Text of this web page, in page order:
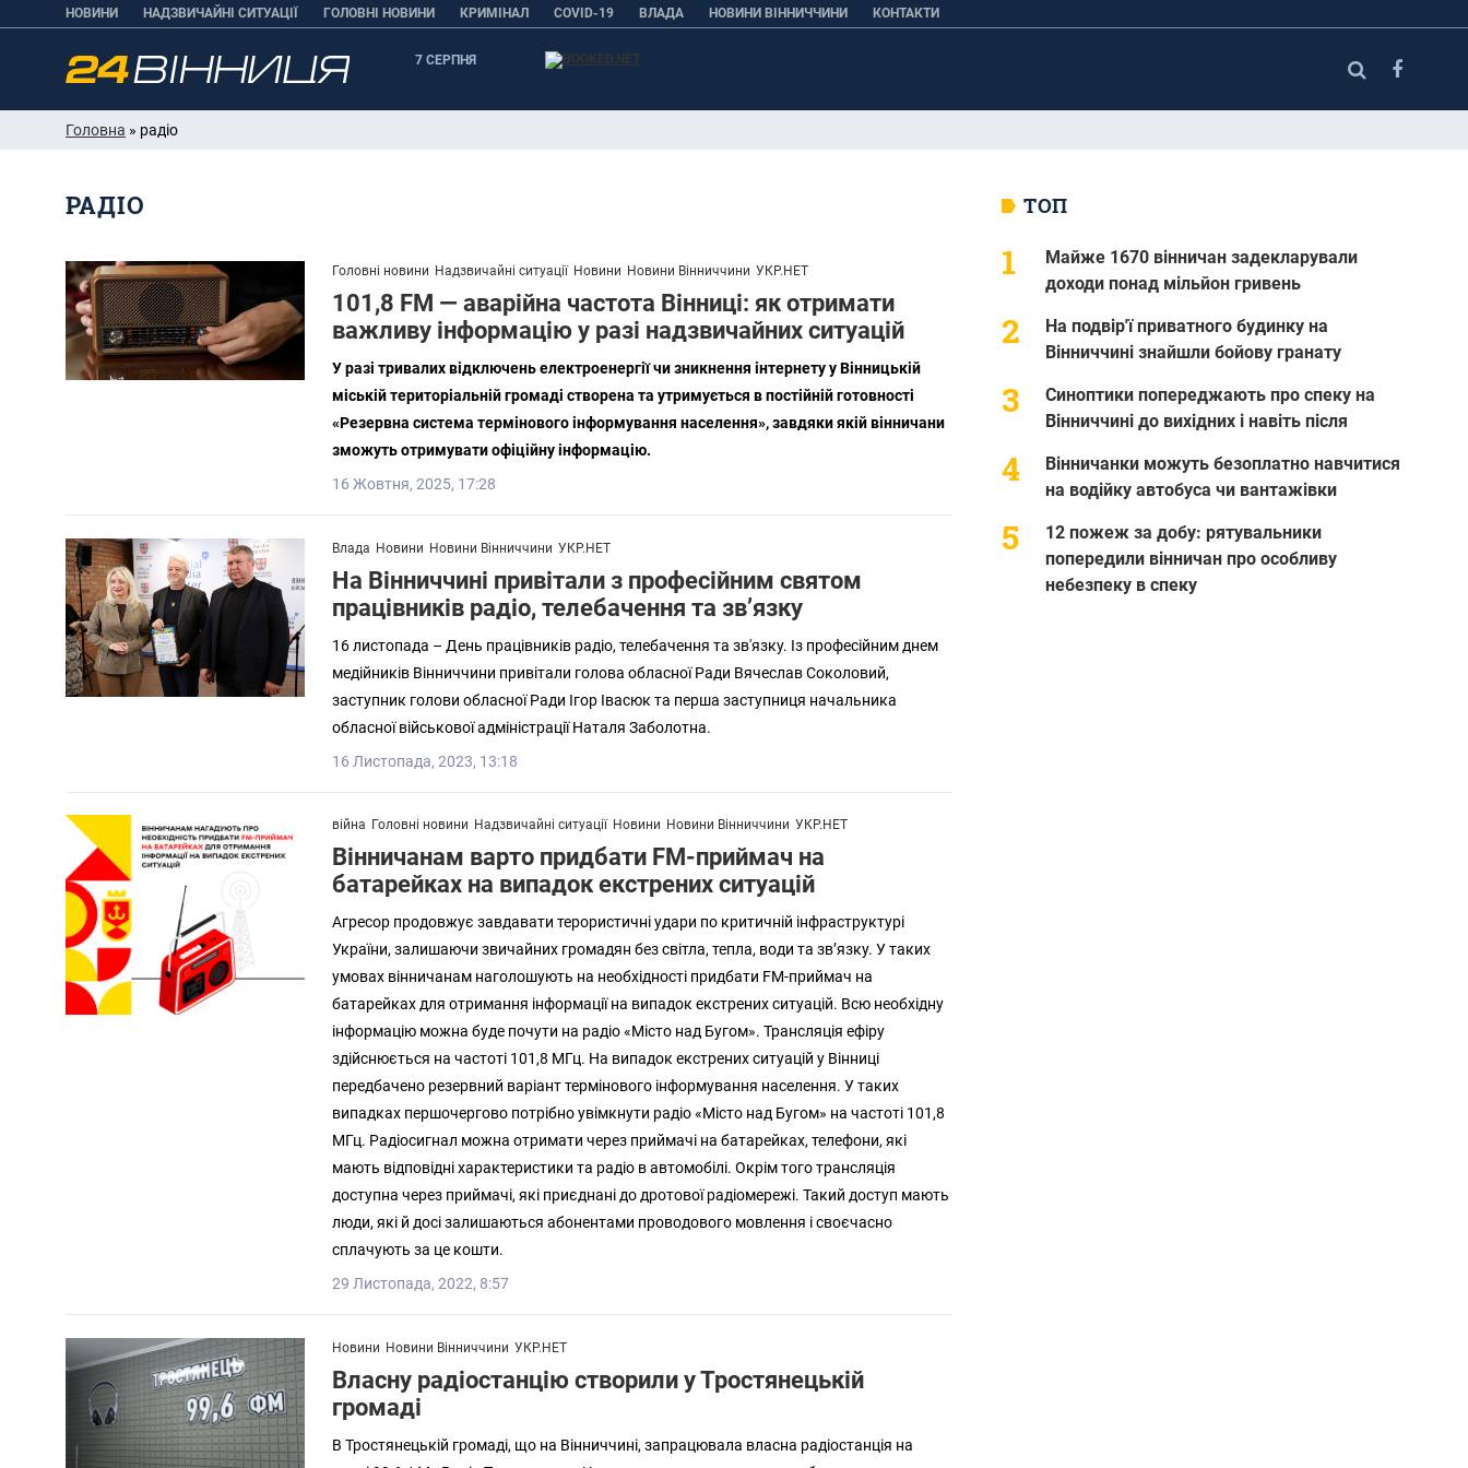
НОВИНИ НАДЗВИЧАЙНІ СИТУАЦІЇ ГОЛОВНІ НОВИНИ КРИМІНАЛ COVID-19 ВЛАДА НОВИНИ ВІННИЧЧИНИ КОНТАКТИ
7 СЕРПНЯ
Головна » радіо
РАДІО
Головні новини Надзвичайні ситуації Новини Новини Вінниччини УКР.НЕТ
101,8 FM — аварійна частота Вінниці: як отримати
важливу інформацію у разі надзвичайних ситуацій
У разі тривалих відключень електроенергії чи зникнення інтернету у Вінницькій
міській територіальній громаді створена та утримується в постійній готовності
«Резервна система термінового інформування населення», завдяки якій вінничани
зможуть отримувати офіційну інформацію.
16 Жовтня, 2025, 17:28
Влада Новини Новини Вінниччини УКР.НЕТ
На Вінниччині привітали з професійним святом
працівників радіо, телебачення та зв’язку
16 листопада – День працівників радіо, телебачення та зв'язку. Із професійним днем
медійників Вінниччини привітали голова обласної Ради Вячеслав Соколовий,
заступник голови обласної Ради Ігор Івасюк та перша заступниця начальника
обласної військової адміністрації Наталя Заболотна.
16 Листопада, 2023, 13:18
війна Головні новини Надзвичайні ситуації Новини Новини Вінниччини УКР.НЕТ
Вінничанам варто придбати FM-приймач на
батарейках на випадок екстрених ситуацій
Агресор продовжує завдавати терористичні удари по критичній інфраструктурі
України, залишаючи звичайних громадян без світла, тепла, води та зв’язку. У таких
умовах вінничанам наголошують на необхідності придбати FM-приймач на
батарейках для отримання інформації на випадок екстрених ситуацій. Всю необхідну
інформацію можна буде почути на радіо «Місто над Бугом». Трансляція ефіру
здійснюється на частоті 101,8 МГц. На випадок екстрених ситуацій у Вінниці
передбачено резервний варіант термінового інформування населення. У таких
випадках першочергово потрібно увімкнути радіо «Місто над Бугом» на частоті 101,8
МГц. Радіосигнал можна отримати через приймачі на батарейках, телефони, які
мають відповідні характеристики та радіо в автомобілі. Окрім того трансляція
доступна через приймачі, які приєднані до дротової радіомережі. Такий доступ мають
люди, які й досі залишаються абонентами проводового мовлення і своєчасно
сплачують за це кошти.
29 Листопада, 2022, 8:57
Новини Новини Вінниччини УКР.НЕТ
Власну радіостанцію створили у Тростянецькій
громаді
В Тростянецькій громаді, що на Вінниччині, запрацювала власна радіостанція на
ТОП
Майже 1670 вінничан задекларували
доходи понад мільйон гривень
На подвір'ї приватного будинку на
Вінниччині знайшли бойову гранату
Синоптики попереджають про спеку на
Вінниччині до вихідних і навіть після
Вінничанки можуть безоплатно навчитися
на водійку автобуса чи вантажівки
12 пожеж за добу: рятувальники
попередили вінничан про особливу
небезпеку в спеку